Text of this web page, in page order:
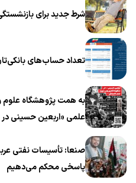
شرط جدید برای
تعداد حساب‌های بانکی‌تان
به همت پژوهشگاه علوم
علمی «اربعین حسینی در
صنعا: تأسیسات نفتی
پاسخی محکم می‌دهیم